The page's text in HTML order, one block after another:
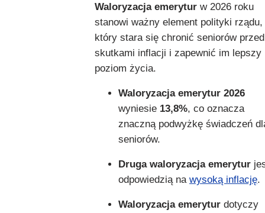
Waloryzacja emerytur w 2026 roku
stanowi ważny element polityki rządu,
który stara się chronić seniorów przed
skutkami inflacji i zapewnić im lepszy
poziom życia.
Waloryzacja emerytur 2026
wyniesie 13,8%, co oznacza
znaczną podwyżkę świadczeń
seniorów.
Druga waloryzacja emerytur
odpowiedzią na wysoką inflację.
Waloryzacja emerytur dotyczy